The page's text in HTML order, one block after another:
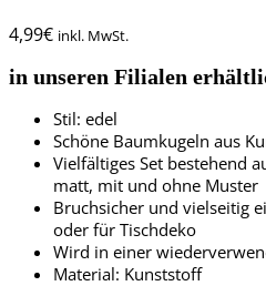
4,99€ inkl. MwSt.
in unseren Filialen
Stil: edel
Schöne Baumkugeln aus
Vielfältiges Set bestehend
matt, mit und ohne Muster
Bruchsicher und vielseitig
oder für Tischdeko
Wird in einer
Material: Kunststoff